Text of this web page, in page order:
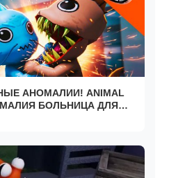
АНОМАЛИИ! ANIMAL
БОЛЬНИЦА ДЛЯ